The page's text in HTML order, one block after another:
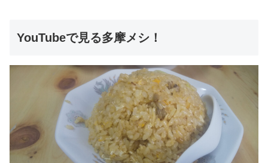
YouTubeで見る多摩メシ！